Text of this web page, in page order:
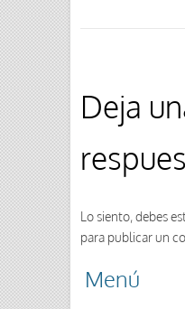
Deja
Lo siento, debes
para publicar un
Menú